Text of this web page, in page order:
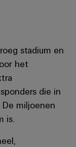
stadium en
het
die in
miljoenen
is.